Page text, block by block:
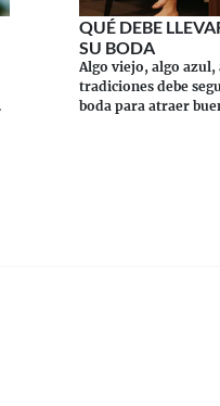
QUÉ DEBE
SU BODA
Algo viejo, algo
tradiciones debe
boda para atraer